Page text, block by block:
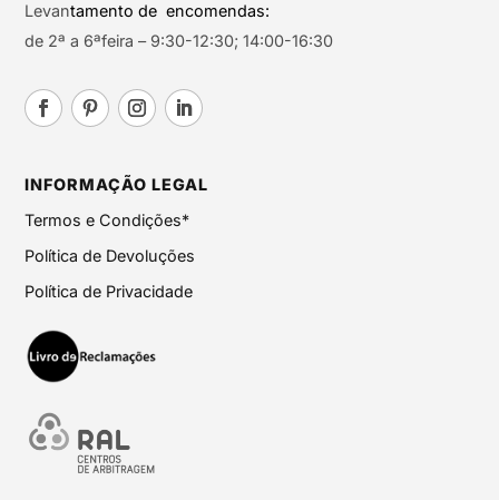
Levantamento de encomendas:
de 2ª a 6ªfeira – 9:30-12:30; 14:00-16:30
INFORMAÇÃO LEGAL
Termos e Condições*
Política de Devoluções
Política de Privacidade